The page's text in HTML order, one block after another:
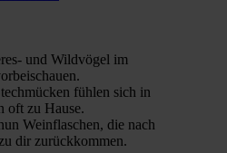
und Wildvögel im
fühlen sich in
oft zu Hause.
Weinflaschen, die nach
dir zurückkommen.